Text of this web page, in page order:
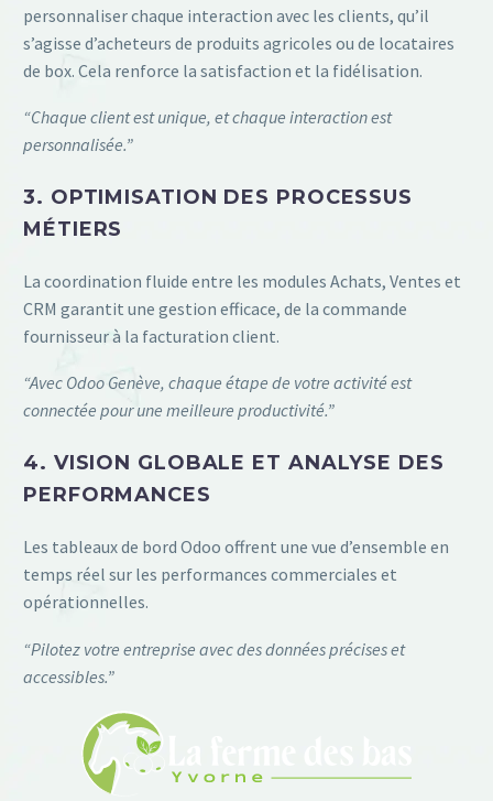
personnaliser chaque interaction avec les clients, qu’il
s’agisse d’acheteurs de produits agricoles ou de locataires
de box. Cela renforce la satisfaction et la fidélisation.
“Chaque client est unique, et chaque interaction est
personnalisée.”
3. OPTIMISATION DES PROCESSUS
MÉTIERS
La coordination fluide entre les modules Achats, Ventes et
CRM garantit une gestion efficace, de la commande
fournisseur à la facturation client.
“Avec Odoo Genève, chaque étape de votre activité est
connectée pour une meilleure productivité.”
4. VISION GLOBALE ET ANALYSE DES
PERFORMANCES
Les tableaux de bord Odoo offrent une vue d’ensemble en
temps réel sur les performances commerciales et
opérationnelles.
“Pilotez votre entreprise avec des données précises et
accessibles.”